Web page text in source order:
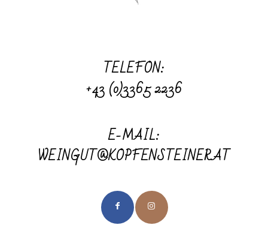
TELEFON:
+43 (0)3365 2236
E-MAIL:
WEINGUT@KOPFENSTEINER.AT